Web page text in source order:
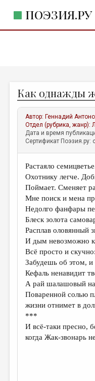
ПОЭЗИЯ.РУ
ЖАНРЫ
АВТОРЫ
КОММЕНТАРИИ
ЛИТСАЛОН
НОВОСТИ
ПРАВИЛА САЙТА
ОТДЕЛЫ И РУБРИКИ
ИЗБРАННОЕ
ДАЙДЖЕСТ
ПРОИЗВЕДЕНИЯ
ПЕРЕВОДЫ
КОНКУРСЫ
ДЕТСКАЯ КОМНАТА
КНИЖНАЯ ПОЛКА
Как однажды
Автор: Геннадий
Отдел (рубрика, жанр):
Дата и время
Сертификат
Растаяло
Охотнику легче.
Поймает. Сменяет
Мне поиск и мена
Недолго фанфары
Блеск золота
Расплав оловянный
И дым невозможно к
Всё просто и
Забудешь об этом,
Кефаль ненавидит
А рай шалашовый
Поваренной солью
жизни отнимет в
***
И всё-таки пресно,
когда Жак-звонарь